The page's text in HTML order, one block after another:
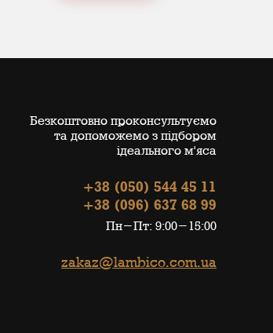
Безкоштовно проконсультуємо
та допоможемо з підбором
ідеального м'яса
+38 (050) 544 45 11
+38 (096) 637 68 99
Пн-Пт: 9:00-15:00
zakaz@lambico.com.ua